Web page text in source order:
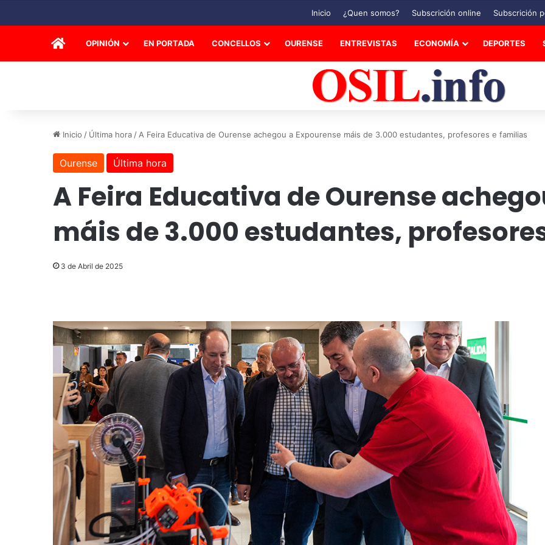
Inicio ¿Quen somos? Subscrición online Subscrición
INICIOOPINIÓN EN PORTADA CONCELLOS OURENSE ENTREVISTAS ECONOMÍA DEPORTES
Inicio / Última hora / A Feira Educativa de Ourense achegou a Expourense máis de 3.000 estudantes, profesores e familias
Ourense Última hora
A Feira Educativa de Ourense
máis de 3.000 estudantes,
3 de Abril de 2025